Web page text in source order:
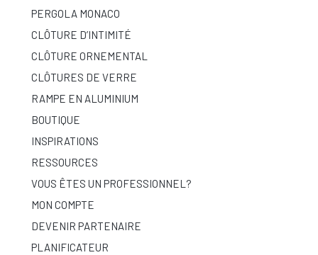
PERGOLA MONACO
CLÔTURE D’INTIMITÉ
CLÔTURE ORNEMENTAL
CLÔTURES DE VERRE
RAMPE EN ALUMINIUM
BOUTIQUE
INSPIRATIONS
RESSOURCES
VOUS ÊTES UN PROFESSIONNEL?
MON COMPTE
DEVENIR PARTENAIRE
PLANIFICATEUR